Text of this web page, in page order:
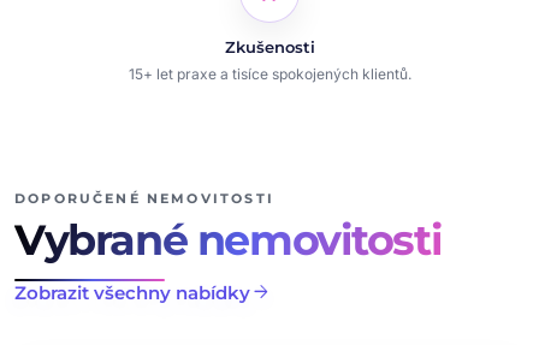
Zkušenosti
15+ let praxe a tisíce spokojených klientů.
DOPORUČENÉ NEMOVITOSTI
Vybrané nemovitosti
Zobrazit všechny nabídkyarrow_forward